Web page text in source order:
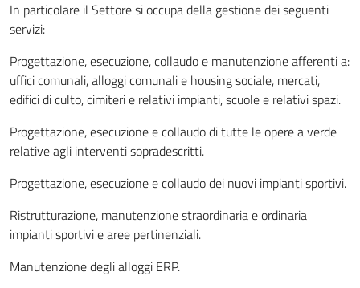
In particolare il Settore si occupa della gestione dei seguenti
servizi:
Progettazione, esecuzione, collaudo e manutenzione afferenti a:
uffici comunali, alloggi comunali e housing sociale, mercati,
edifici di culto, cimiteri e relativi impianti, scuole e relativi spazi.
Progettazione, esecuzione e collaudo di tutte le opere a verde
relative agli interventi sopradescritti.
Progettazione, esecuzione e collaudo dei nuovi impianti sportivi.
Ristrutturazione, manutenzione straordinaria e ordinaria
impianti sportivi e aree pertinenziali.
Manutenzione degli alloggi ERP.